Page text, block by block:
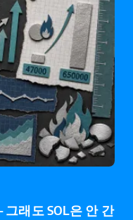
래도 SOL은 안 간